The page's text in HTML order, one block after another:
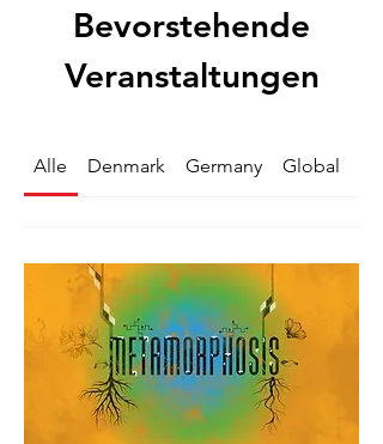
Bevorstehende
Veranstaltungen
Alle Denmark Germany Global